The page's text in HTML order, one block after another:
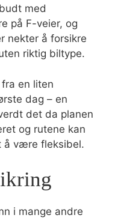
med
på F-veier, og
nekter å forsikre
riktig biltype.
en liten
dag – en
det da planen
og rutene kan
å være fleksibel.
i mange andre